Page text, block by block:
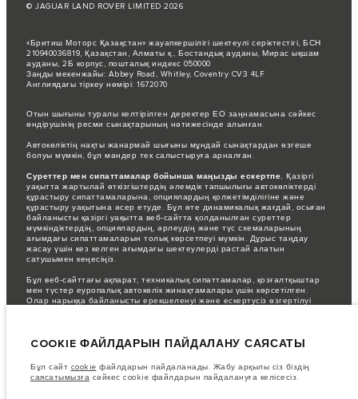
© JAGUAR LAND ROVER LIMITED 2026
«Бритиш Моторс Қазақстан» жауапкершілігі шектеулі серіктестігі, БСН
210940036819, Қазақстан, Алматы қ., Бостандық ауданы, Мирас ықшам
ауданы, 2Б корпус, пошталық индекс 050000
Заңды мекенжайы: Abbey Road, Whitley, Coventry CV3 4LF
Англиядағы тіркеу нөмірі: 1672070
Отын шығыны туралы келтірілген деректер ЕО заңнамасына сәйкес
өндірушінің ресми сынақтарының нәтижесінде алынған.
Автокөліктің нақты жанармай шығыны мұндай сынақтардан өзгеше
болуы мүмкін, бұл мәндер тек салыстыруға арналған.
Суреттер мен сипаттамалар бойынша маңызды ескертпе. Қазіргі
уақытта жартылай өткізгіштердің әлемдік тапшылығы автокөліктерді
құрастыру сипаттамаларына, опциялардың қолжетімділігіне және
құрастыру уақытына әсер етуде. Бұл өте динамикалық жағдай, осыған
байланысты қазіргі уақытта веб-сайтта қолданылған суреттер
мүмкіндіктердің, опциялардың, әрлеудің және түс схемаларының
ағымдағы сипаттамаларын толық көрсетпеуі мүмкін. Дұрыс таңдау
жасау үшін кез келген ағымдағы шектеулерді растай алатын
сатушымен кеңесіңіз.
Бұл веб-сайттағы ақпарат, техникалық сипаттамалар, қозғалтқыштар
мен түстер еуропалық автокөлік жинақтамалары үшін көрсетілген.
Олар нарыққа байланысты ерекшеленуі және ескертусіз өзгертілуі
жергілікті дилерге хабарласыңыз.
Көрсетілген бағаларға қосылған құн салығы (ҚҚС) кіреді.
Бағалар тек 2026 жылғы модельдер үшін жарамды.
COOKIE ФАЙЛДАРЫН ПАЙДАЛАНУ САЯСАТЫ
Бұл сайт cookie файлдарын пайдаланады. Жабу арқылы сіз біздің
саясатымызға сәйкес cookie файлдарын пайдалануға келісесіз.